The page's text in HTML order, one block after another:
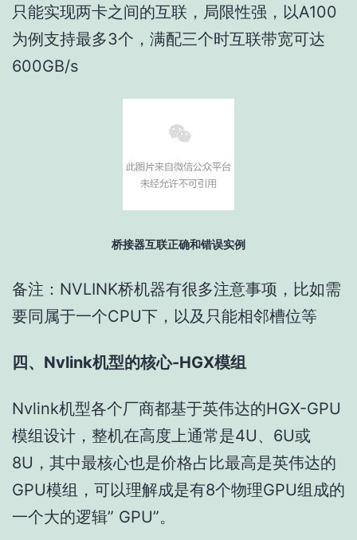
只能实现两卡之间的互联，局限性强，以A100
为例支持最多3个，满配三个时互联带宽可达
600GB/s
桥接器互联正确和错误实例
备注：NVLINK桥机器有很多注意事项，比如需
要同属于一个CPU下，以及只能相邻槽位等
四、Nvlink机型的核心-HGX模组
Nvlink机型各个厂商都基于英伟达的HGX-GPU
模组设计，整机在高度上通常是4U、6U或
8U，其中最核心也是价格占比最高是英伟达的
GPU模组，可以理解成是有8个物理GPU组成的
一个大的逻辑” GPU”。